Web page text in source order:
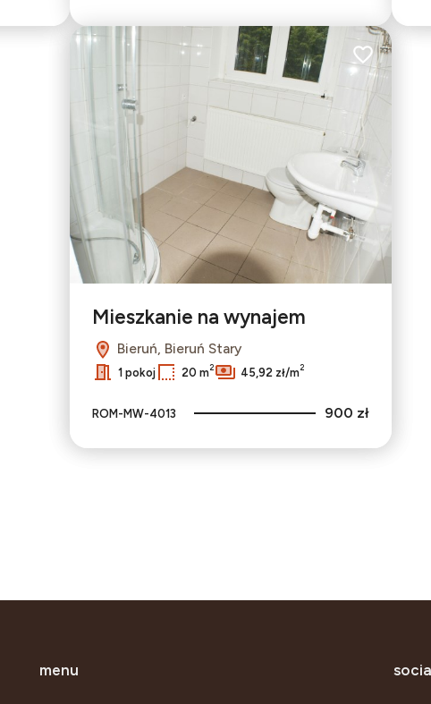
Dodaj do
Mieszkanie na wynajem
Bieruń, Bieruń Stary
1 pokoj 20 m2 45,92 zł/m2
ROM-MW-4013 900 zł
menu